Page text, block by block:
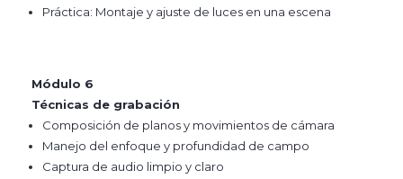
Práctica: Montaje y ajuste de luces en una escena
Módulo 6
Técnicas de grabación
Composición de planos y movimientos de cámara
Manejo del enfoque y profundidad de campo
Captura de audio limpio y claro